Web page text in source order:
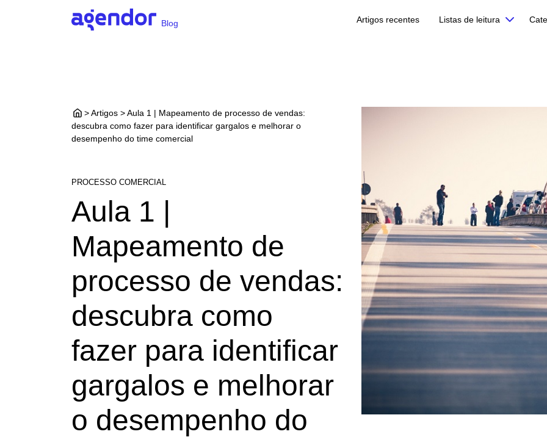
Blog Artigos recentes Listas de leitura
> Artigos > Aula 1 | Mapeamento de processo de vendas:
descubra como fazer para identificar gargalos e melhorar o
desempenho do time comercial
PROCESSO COMERCIAL
Aula 1 |
Mapeamento de
processo de vendas:
descubra como
fazer para identificar
gargalos e melhorar
o desempenho do